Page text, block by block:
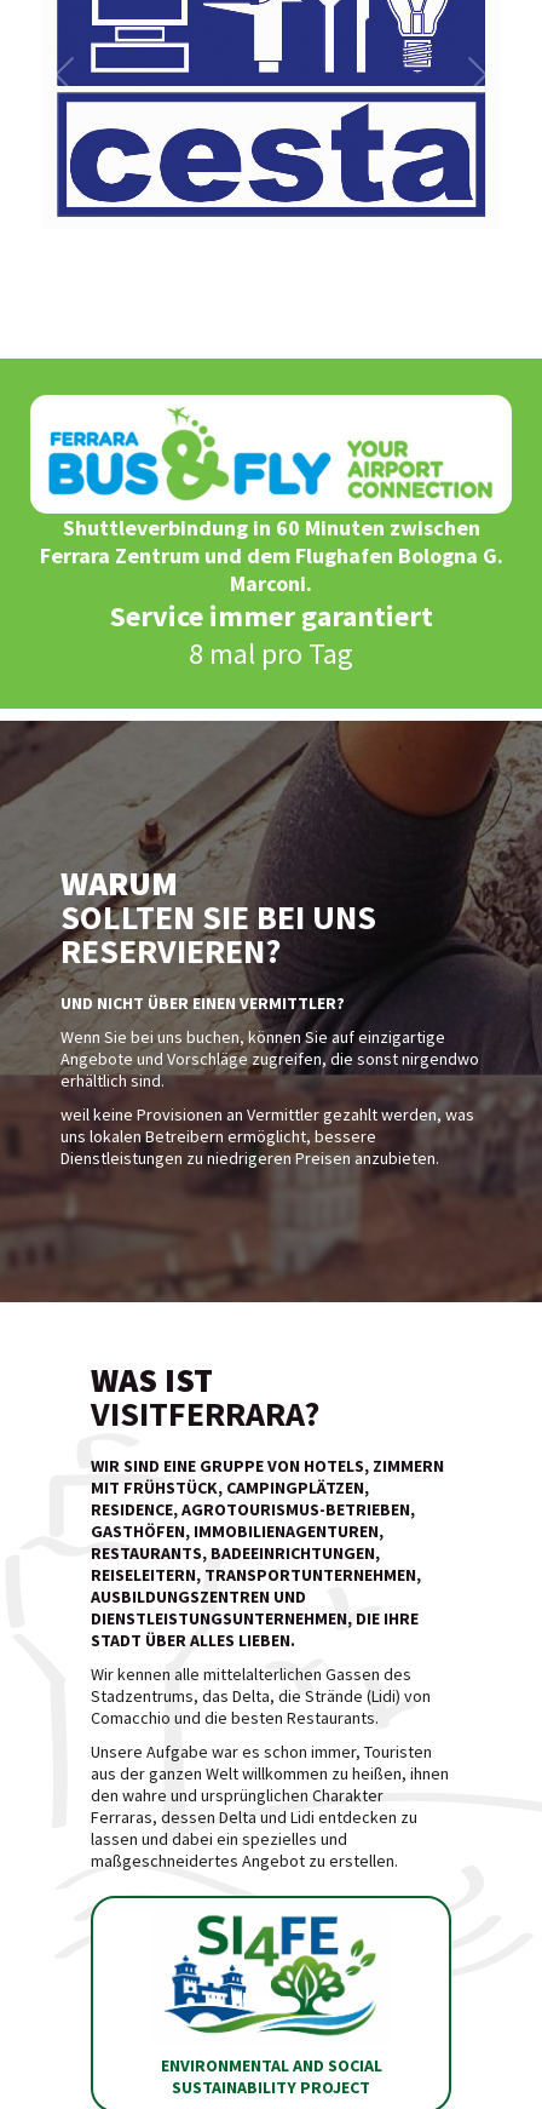
Shuttleverbindung in 60 Minuten zwischen
Ferrara Zentrum und dem Flughafen Bologna G.
Marconi.
Service immer garantiert
8 mal pro Tag
WARUM
SOLLTEN SIE BEI UNS
RESERVIEREN?
UND NICHT ÜBER EINEN VERMITTLER?
Wenn Sie bei uns buchen, können Sie auf einzigartige
Angebote und Vorschläge zugreifen, die sonst nirgendwo
erhältlich sind.
weil keine Provisionen an Vermittler gezahlt werden, was
uns lokalen Betreibern ermöglicht, bessere
Dienstleistungen zu niedrigeren Preisen anzubieten.
WAS IST
VISITFERRARA?
WIR SIND EINE GRUPPE VON HOTELS, ZIMMERN
MIT FRÜHSTÜCK, CAMPINGPLÄTZEN,
RESIDENCE, AGROTOURISMUS-BETRIEBEN,
GASTHÖFEN, IMMOBILIENAGENTUREN,
RESTAURANTS, BADEEINRICHTUNGEN,
REISELEITERN, TRANSPORTUNTERNEHMEN,
AUSBILDUNGSZENTREN UND
DIENSTLEISTUNGSUNTERNEHMEN, DIE IHRE
STADT ÜBER ALLES LIEBEN.
Wir kennen alle mittelalterlichen Gassen des
Stadzentrums, das Delta, die Strände (Lidi) von
Comacchio und die besten Restaurants.
Unsere Aufgabe war es schon immer, Touristen
aus der ganzen Welt willkommen zu heißen, ihnen
den wahre und ursprünglichen Charakter
Ferraras, dessen Delta und Lidi entdecken zu
lassen und dabei ein spezielles und
maßgeschneidertes Angebot zu erstellen.
ENVIRONMENTAL AND SOCIAL
SUSTAINABILITY PROJECT